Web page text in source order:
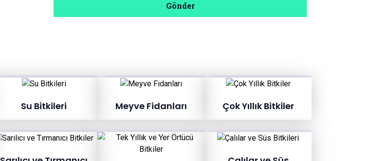
Gönder
Su Bitkileri Meyve Fidanları Çok Yıllık Bitkiler